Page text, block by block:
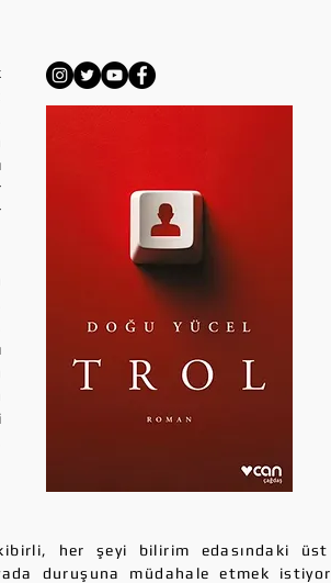
her şeyi bilirim edasındaki
duruşuna müdahale etmek